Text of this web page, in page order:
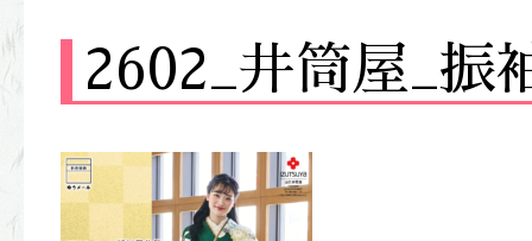
2602_井筒屋_振